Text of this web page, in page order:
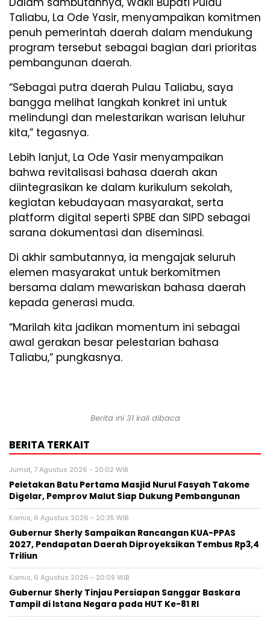
Taliabu, La Ode Yasir, menyampaikan komitmen
penuh pemerintah daerah dalam mendukung
program tersebut sebagai bagian dari prioritas
pembangunan daerah.
“Sebagai putra daerah Pulau Taliabu, saya
bangga melihat langkah konkret ini untuk
melindungi dan melestarikan warisan leluhur
kita,” tegasnya.
Lebih lanjut, La Ode Yasir menyampaikan
bahwa revitalisasi bahasa daerah akan
diintegrasikan ke dalam kurikulum sekolah,
kegiatan kebudayaan masyarakat, serta
platform digital seperti SPBE dan SIPD sebagai
sarana dokumentasi dan diseminasi.
Di akhir sambutannya, ia mengajak seluruh
elemen masyarakat untuk berkomitmen
bersama dalam mewariskan bahasa daerah
kepada generasi muda.
“Marilah kita jadikan momentum ini sebagai
awal gerakan besar pelestarian bahasa
Taliabu,” pungkasnya.
Berita ini 31 kali dibaca
BERITA TERKAIT
Jumat, 7 Agustus 2026 - 20:02 WIB
Peletakan Batu Pertama Masjid Nurul Fasyah Takome
Digelar, Pemprov Malut Siap Dukung Pembangunan
Kamis, 6 Agustus 2026 - 20:35 WIB
Gubernur Sherly Sampaikan Rancangan KUA-PPAS
2027, Pendapatan Daerah Diproyeksikan Tembus Rp3,4
Triliun
Kamis, 6 Agustus 2026 - 20:09 WIB
Gubernur Sherly Tinjau Persiapan Sanggar Baskara
Tampil di Istana Negara pada HUT Ke-81 RI